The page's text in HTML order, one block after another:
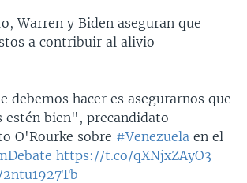
Warren y Biden aseguran que
a contribuir al alivio
debemos hacer es asegurarnos que
estén bien", precandidato
O'Rourke sobre #Venezuela en el
https://t.co/qXNjxZAyO3